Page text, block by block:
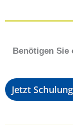
Benötigen Sie
Jetzt